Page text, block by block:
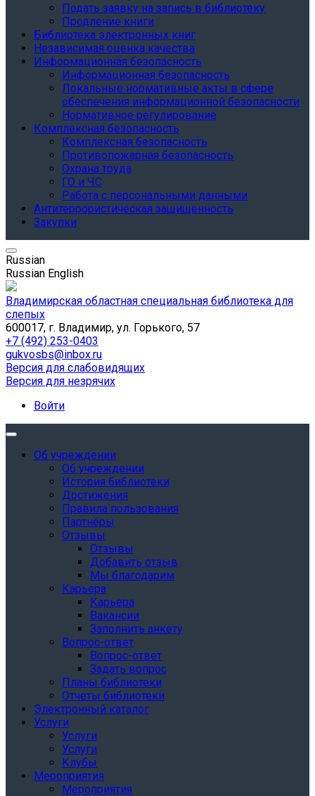
Подать заявку на запись в библиотеку
Продление книги
Библиотека электронных книг
Независимая оценка качества
Информационная безопасность
Информационная безопасность
Локальные нормативные акты в сфере
обеспечения информационной безопасности
Нормативное регулирование
Комплексная безопасность
Комплексная безопасность
Противопожарная безопасность
Охрана труда
ГО и ЧС
Работа с персональными данными
Антитеррористическая защищенность
Закупки
Russian
Russian English
Владимирская областная специальная библиотека для
слепых
600017, г. Владимир, ул. Горького, 57
+7 (492) 253-0403
gukvosbs@inbox.ru
Версия для слабовидящих
Версия для незрячих
Войти
Об учреждении
Об учреждении
История библиотеки
Достижения
Правила пользования
Партнёры
Отзывы
Отзывы
Добавить отзыв
Мы благодарим
Карьера
Карьера
Вакансии
Заполнить анкету
Вопрос-ответ
Вопрос-ответ
Задать вопрос
Планы библиотеки
Отчеты библиотеки
Электронный каталог
Услуги
Услуги
Услуги
Клубы
Мероприятия
Мероприятия